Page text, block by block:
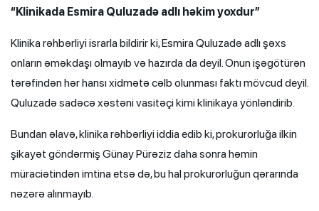
“Klinikada Esmira Quluzadə adlı həkim yoxdur”
Klinika rəhbərliyi israrla bildirir ki, Esmira Quluzadə adlı şəxs
onların əməkdaşı olmayıb və hazırda da deyil. Onun işəgötürən
tərəfindən hər hansı xidmətə cəlb olunması faktı mövcud deyil.
Quluzadə sadəcə xəstəni vasitəçi kimi klinikaya yönləndirib.
Bundan əlavə, klinika rəhbərliyi iddia edib ki, prokurorluğa ilkin
şikayət göndərmiş Günay Pürəziz daha sonra həmin
müraciətindən imtina etsə də, bu hal prokurorluğun qərarında
nəzərə alınmayıb.